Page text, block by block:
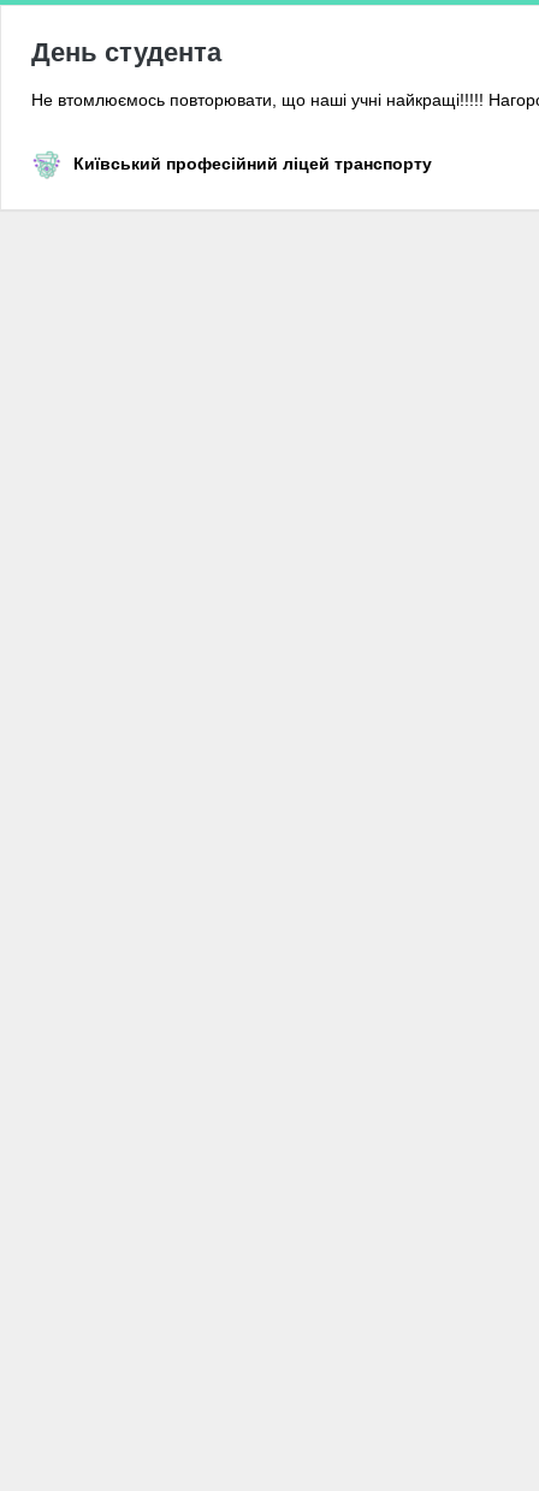
День студента
Не втомлюємось повторювати, що наші учні найкращі!!!!!
Київський професійний ліцей транспорту